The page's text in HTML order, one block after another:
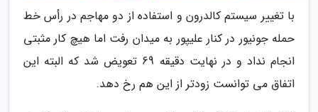
با تغییر سیستم کالدرون و استفاده از دو مهاجم در رأس خط
حمله جونیور در کنار علیپور به میدان رفت اما هیچ کار مثبتی
انجام نداد و در نهایت دقیقه 69 تعویض شد که البته این
اتفاق می توانست زودتر از این هم رخ دهد.